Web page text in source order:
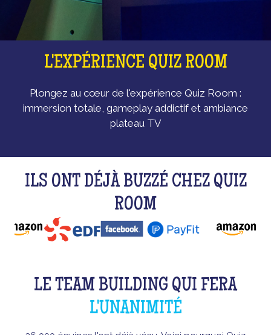
L'EXPÉRIENCE QUIZ ROOM
Plongez au cœur de l'expérience Quiz Room :
immersion totale, gameplay addictif et ambiance
plateau TV
ILS ONT DÉJÀ BUZZÉ CHEZ QUIZ
ROOM
LE TEAM BUILDING QUI FERA
L'UNANIMITÉ